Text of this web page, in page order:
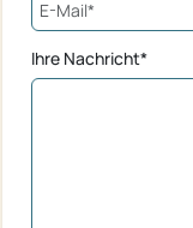
Ihre Nachricht*